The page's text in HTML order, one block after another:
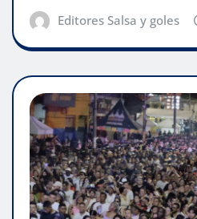
Editores Salsa y goles